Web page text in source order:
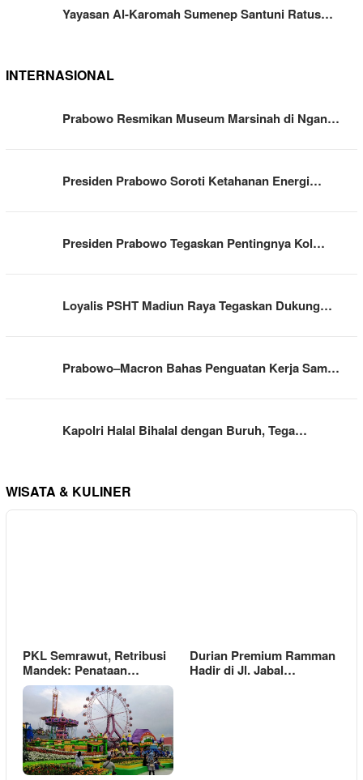
Yayasan Al-Karomah Sumenep Santuni Ratus…
INTERNASIONAL
Prabowo Resmikan Museum Marsinah di Ngan…
Presiden Prabowo Soroti Ketahanan Energi…
Presiden Prabowo Tegaskan Pentingnya Kol…
Loyalis PSHT Madiun Raya Tegaskan Dukung…
Prabowo–Macron Bahas Penguatan Kerja Sam…
Kapolri Halal Bihalal dengan Buruh, Tega…
WISATA & KULINER
PKL Semrawut, Retribusi
Mandek: Penataan…
Durian Premium Ramman
Hadir di Jl. Jabal…